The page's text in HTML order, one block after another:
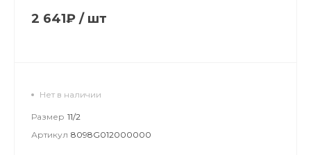
2 641₽ / шт
Нет в наличии
Размер 11/2
Артикул 8098G012000000